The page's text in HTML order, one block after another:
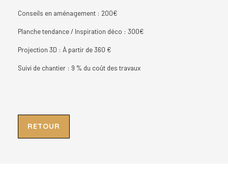
Conseils en aménagement : 200€
Planche tendance / Inspiration déco : 300€
Projection 3D : À partir de 360 €
Suivi de chantier : 9 % du coût des travaux
RETOUR